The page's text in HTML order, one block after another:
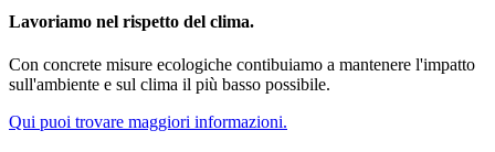
Lavoriamo nel rispetto del clima.
Con concrete misure ecologiche contibuiamo a mantenere l'impatto
sull'ambiente e sul clima il più basso possibile.
Qui puoi trovare maggiori informazioni.